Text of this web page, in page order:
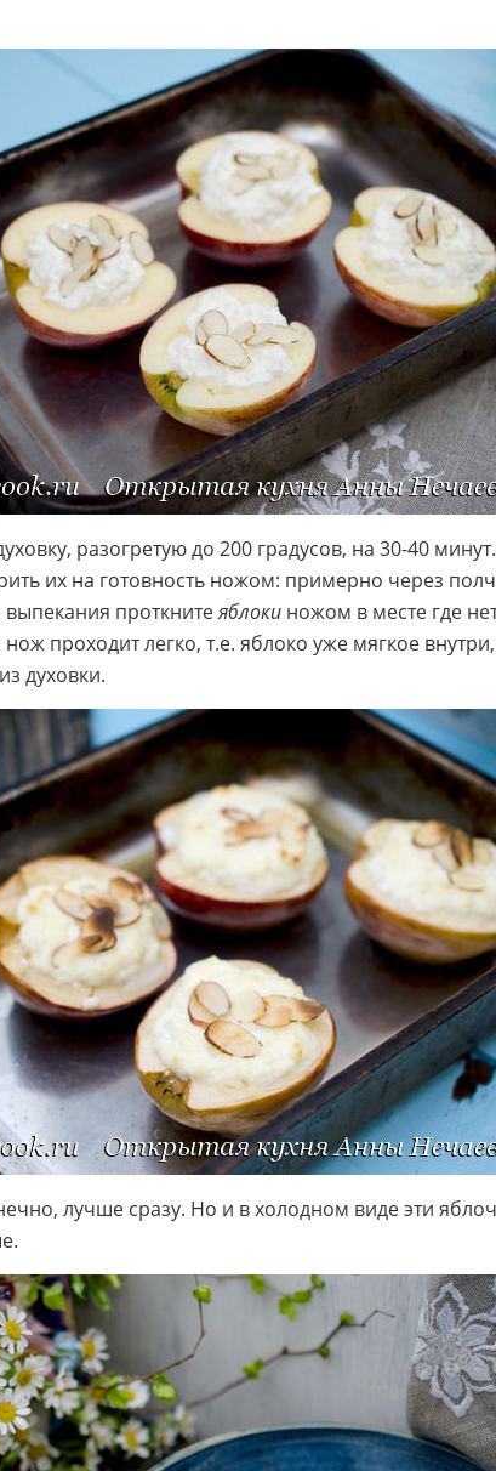
разогретую до 200 градусов, на 30-40
их на готовность ножом: примерно через
выпекания проткнитеяблоки ножом в месте где
нож проходит легко, т.е. яблоко уже мягкое
духовки.
лучше сразу. Но и в холодном виде эти